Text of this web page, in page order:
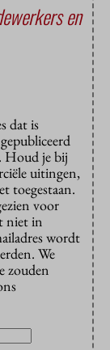
en
dat is
Houd je bij
uitingen,
toegestaan.
voor
niet in
wordt
We
zouden